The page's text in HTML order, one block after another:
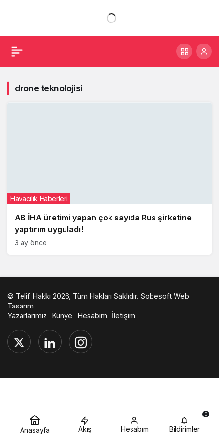
drone teknolojisi
AB İHA üretimi yapan çok sayıda Rus şirketine
yaptırım uyguladı!
Havacılık Haberleri
3 ay önce
© Telif Hakkı 2026, Tüm Hakları Saklıdır. Sobesoft Web
Tasarım
Yazarlarımız
Künye Hesabım İletişim
Anasayfa Akış Hesabım Bildirimler
0